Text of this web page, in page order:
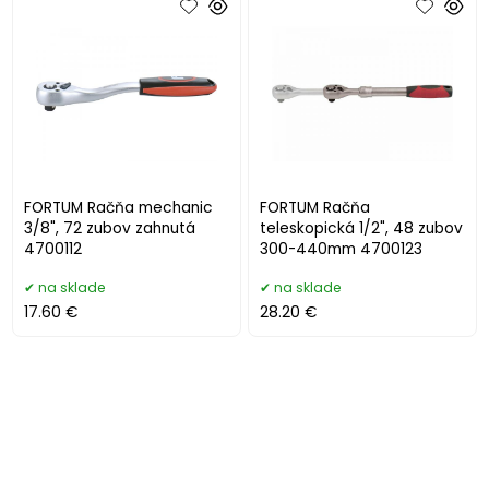
FORTUM Račňa mechanic
3/8", 72 zubov zahnutá
4700112
na sklade
17.60 €
FORTUM Račňa
teleskopická 1/2", 48 zubov
300-440mm 4700123
na sklade
28.20 €